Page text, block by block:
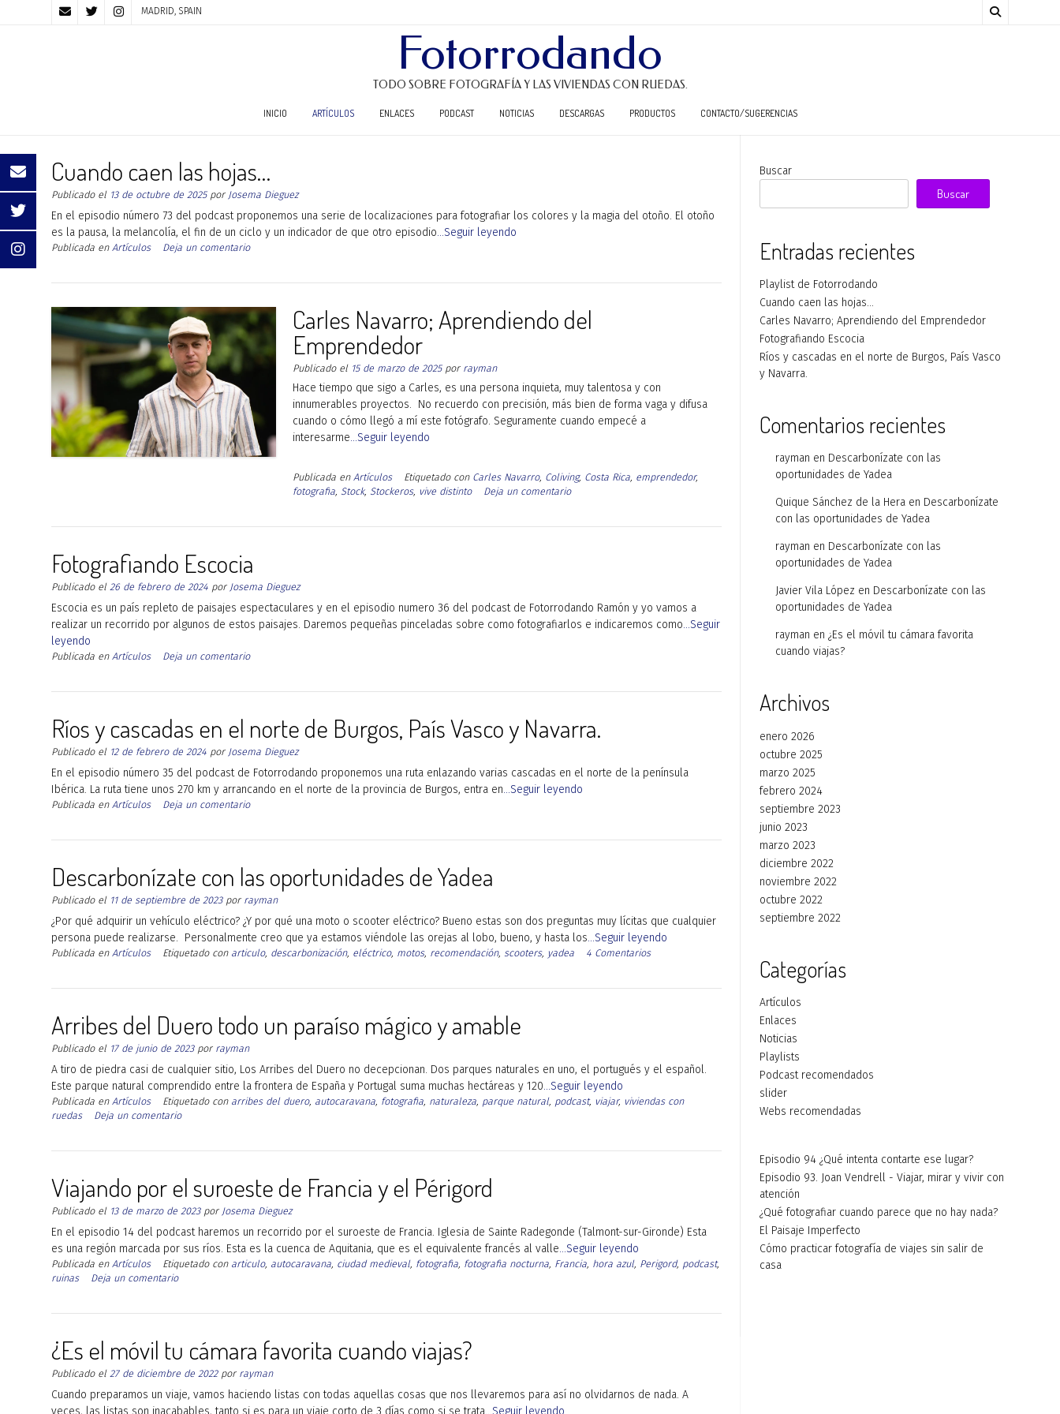
MADRID, SPAIN
Fotorrodando
TODO SOBRE FOTOGRAFÍA Y LAS VIVIENDAS CON RUEDAS.
INICIO ARTÍCULOS ENLACES PODCAST NOTICIAS DESCARGAS PRODUCTOS CONTACTO/SUGERENCIAS
Cuando caen las hojas…
Publicado el 13 de octubre de 2025por Josema Dieguez
En el episodio número 73 del podcast proponemos una serie de localizaciones para fotografiar los colores y la magia del otoño. El otoño
es la pausa, la melancolía, el fin de un ciclo y un indicador de que otro episodio...Seguir leyendo
Publicada en Artículos Deja un comentario
Carles Navarro; Aprendiendo del
Emprendedor
Publicado el 15 de marzo de 2025por rayman
Hace tiempo que sigo a Carles, es una persona inquieta, muy talentosa y con
innumerables proyectos. No recuerdo con precisión, más bien de forma vaga y difusa
cuando o cómo llegó a mí este fotógrafo. Seguramente cuando empecé a
interesarme...Seguir leyendo
Publicada en Artículos Etiquetado con Carles Navarro, Coliving, Costa Rica, emprendedor,
fotografia, Stock, Stockeros, vive distinto Deja un comentario
Fotografiando Escocia
Publicado el 26 de febrero de 2024 por Josema Dieguez
Escocia es un país repleto de paisajes espectaculares y en el episodio numero 36 del podcast de Fotorrodando Ramón y yo vamos a
realizar un recorrido por algunos de estos paisajes. Daremos pequeñas pinceladas sobre como fotografiarlos e indicaremos como...Seguir
leyendo
Publicada en Artículos Deja un comentario
Ríos y cascadas en el norte de Burgos, País Vasco y Navarra.
Publicado el 12 de febrero de 2024 por Josema Dieguez
En el episodio número 35 del podcast de Fotorrodando proponemos una ruta enlazando varias cascadas en el norte de la península
Ibérica. La ruta tiene unos 270 km y arrancando en el norte de la provincia de Burgos, entra en...Seguir leyendo
Publicada en Artículos Deja un comentario
Descarbonízate con las oportunidades de Yadea
Publicado el 11 de septiembre de 2023por rayman
¿Por qué adquirir un vehículo eléctrico? ¿Y por qué una moto o scooter eléctrico? Bueno estas son dos preguntas muy lícitas que cualquier
persona puede realizarse. Personalmente creo que ya estamos viéndole las orejas al lobo, bueno, y hasta los...Seguir leyendo
Publicada en Artículos Etiquetado con articulo, descarbonización, eléctrico, motos, recomendación, scooters, yadea 4 Comentarios
Arribes del Duero todo un paraíso mágico y amable
Publicado el 17 de junio de 2023por rayman
A tiro de piedra casi de cualquier sitio, Los Arribes del Duero no decepcionan. Dos parques naturales en uno, el portugués y el español.
Este parque natural comprendido entre la frontera de España y Portugal suma muchas hectáreas y 120...Seguir leyendo
Publicada en Artículos Etiquetado con arribes del duero, autocaravana, fotografia, naturaleza, parque natural, podcast, viajar, viviendas con
ruedas
Deja un comentario
Viajando por el suroeste de Francia y el Périgord
Publicado el 13 de marzo de 2023por Josema Dieguez
En el episodio 14 del podcast haremos un recorrido por el suroeste de Francia. Iglesia de Sainte Radegonde (Talmont-sur-Gironde) Esta
es una región marcada por sus ríos. Esta es la cuenca de Aquitania, que es el equivalente francés al valle...Seguir leyendo
Publicada en Artículos Etiquetado con articulo, autocaravana, ciudad medieval, fotografia, fotografia nocturna, Francia, hora azul, Perigord, podcast,
ruinas
Deja un comentario
¿Es el móvil tu cámara favorita cuando viajas?
Publicado el 27 de diciembre de 2022por rayman
Cuando preparamos un viaje, vamos haciendo listas con todas aquellas cosas que nos llevaremos para así no olvidarnos de nada. A
veces, las listas son inacabables, tanto si es para un viaje corto de 3 días como si se trata ...Seguir leyendo
Buscar
Buscar
Entradas recientes
Playlist de Fotorrodando
Cuando caen las hojas…
Carles Navarro; Aprendiendo del Emprendedor
Fotografiando Escocia
Ríos y cascadas en el norte de Burgos, País Vasco
y Navarra.
Comentarios recientes
rayman en Descarbonízate con las
oportunidades de Yadea
Quique Sánchez de la Hera en Descarbonízate
con las oportunidades de Yadea
rayman en Descarbonízate con las
oportunidades de Yadea
Javier Vila López en Descarbonízate con las
oportunidades de Yadea
rayman en¿Es el móvil tu cámara favorita
cuando viajas?
Archivos
enero 2026
octubre 2025
marzo 2025
febrero 2024
septiembre 2023
junio 2023
marzo 2023
diciembre 2022
noviembre 2022
octubre 2022
septiembre 2022
Categorías
Artículos
Enlaces
Noticias
Playlists
Podcast recomendados
slider
Webs recomendadas
Episodio 94 ¿Qué intenta contarte ese lugar?
Episodio 93. Joan Vendrell - Viajar, mirar y vivir con
atención
¿Qué fotografiar cuando parece que no hay nada?
El Paisaje Imperfecto
Cómo practicar fotografía de viajes sin salir de
casa